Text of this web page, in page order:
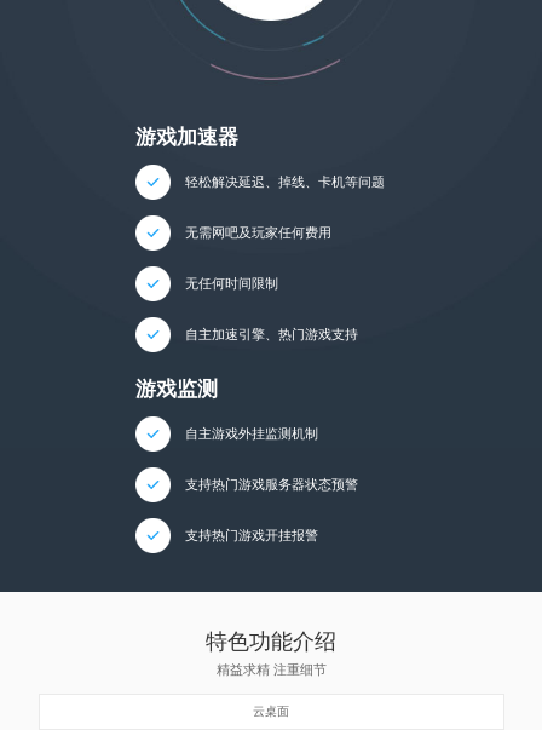
游戏加速器
轻松解决延迟、掉线、卡机等问题
无需网吧及玩家任何费用
无任何时间限制
自主加速引擎、热门游戏支持
游戏监测
自主游戏外挂监测机制
支持热门游戏服务器状态预警
支持热门游戏开挂报警
特色功能介绍
精益求精 注重细节
云桌面